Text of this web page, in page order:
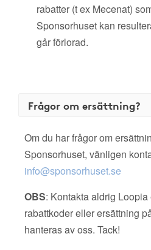
rabatter (t ex Mecenat)
Sponsorhuset kan
går förlorad.
Frågor om ersättning?
Om du har frågor om
Sponsorhuset, vänligen
info@sponsorhuset.se
OBS: Kontakta aldrig
rabattkoder eller ersättning
hanteras av oss. Tack!